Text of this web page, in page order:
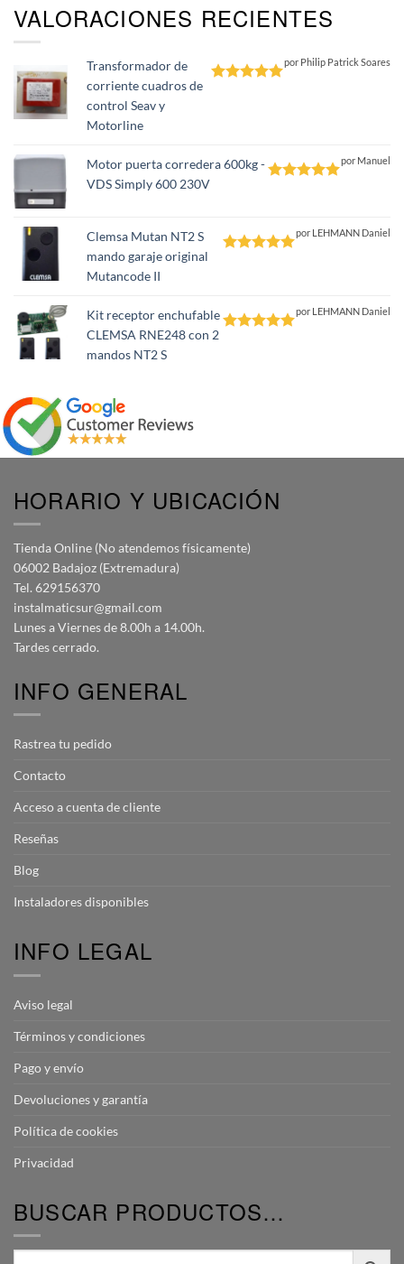
VALORACIONES RECIENTES
Transformador de
corriente cuadros de
control Seav y
Motorline
por Philip Patrick Soares
Motor puerta corredera 600kg -
VDS Simply 600 230V
por Manuel
Clemsa Mutan NT2 S
mando garaje original
Mutancode II
por LEHMANN Daniel
Kit receptor enchufable
CLEMSA RNE248 con 2
mandos NT2 S
por LEHMANN Daniel
HORARIO Y UBICACIÓN
Tienda Online (No atendemos físicamente)
06002 Badajoz (Extremadura)
Tel. 629156370
instalmaticsur@gmail.com
Lunes a Viernes de 8.00h a 14.00h.
Tardes cerrado.
INFO GENERAL
Rastrea tu pedido
Contacto
Acceso a cuenta de cliente
Reseñas
Blog
Instaladores disponibles
INFO LEGAL
Aviso legal
Términos y condiciones
Pago y envío
Devoluciones y garantía
Política de cookies
Privacidad
BUSCAR PRODUCTOS…